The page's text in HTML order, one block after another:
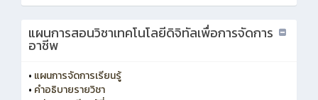
แผนการสอนวิชาเทคโนโลยีดิจิทัลเพื่อการจัดการ
อาชีพ
• แผนการจัดการเรียนรู้
• คำอธิบายรายวิชา